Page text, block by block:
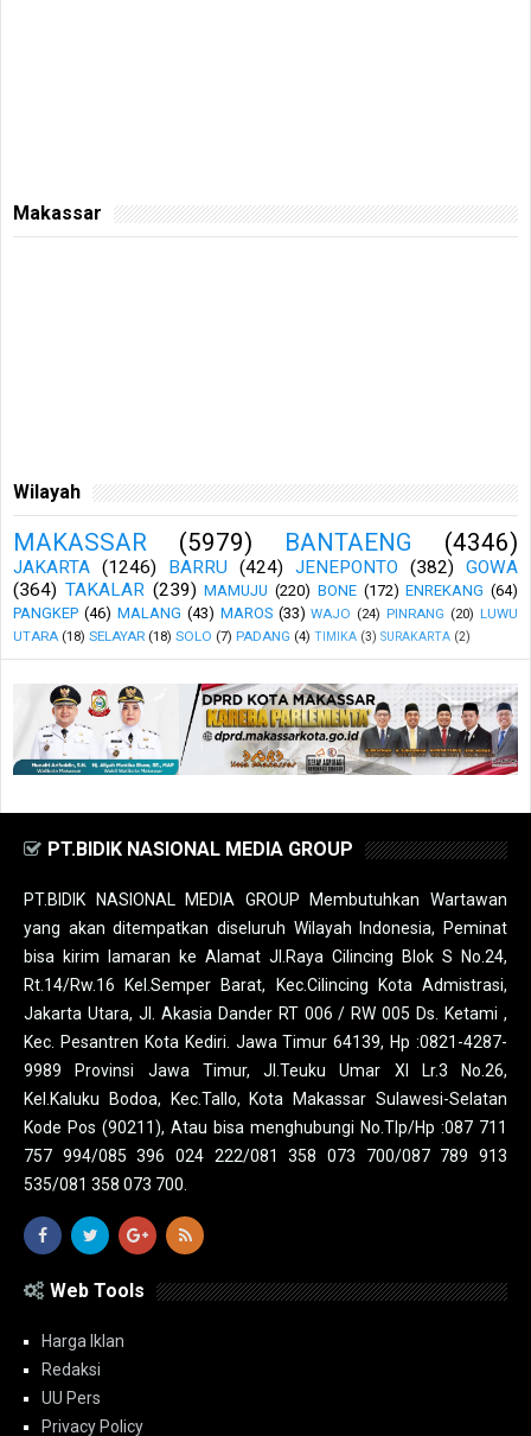
Makassar
Wilayah
MAKASSAR (5979) BANTAENG (4346)
JAKARTA (1246) BARRU (424) JENEPONTO (382)
GOWA
(364) TAKALAR (239) MAMUJU (220) BONE (172) ENREKANG (64)
PANGKEP (46) MALANG (43) MAROS (33) WAJO (24) PINRANG (20) LUWU
UTARA (18) SELAYAR (18) SOLO (7) PADANG (4) TIMIKA (3) SURAKARTA (2)
PT.BIDIK NASIONAL MEDIA GROUP
PT.BIDIK NASIONAL MEDIA GROUP Membutuhkan Wartawan
yang akan ditempatkan diseluruh Wilayah Indonesia, Peminat
bisa kirim lamaran ke Alamat Jl.Raya Cilincing Blok S No.24,
Rt.14/Rw.16 Kel.Semper Barat, Kec.Cilincing Kota Admistrasi,
Jakarta Utara, Jl. Akasia Dander RT 006 / RW 005 Ds. Ketami ,
Kec. Pesantren Kota Kediri. Jawa Timur 64139, Hp :0821-4287-
9989 Provinsi Jawa Timur, Jl.Teuku Umar XI Lr.3 No.26,
Kel.Kaluku Bodoa, Kec.Tallo, Kota Makassar Sulawesi-Selatan
Kode Pos (90211), Atau bisa menghubungi No.Tlp/Hp :087 711
757 994/085 396 024 222/081 358 073 700/087 789 913
535/081 358 073 700.
Web Tools
Harga Iklan
Redaksi
UU Pers
Privacy Policy